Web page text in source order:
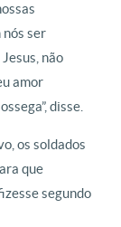
ser
não
amor
disse.
os soldados
que
segundo